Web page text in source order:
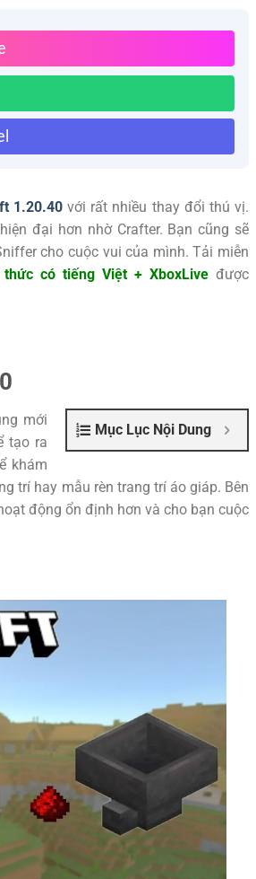
1.20.40với rất nhiều thay đổi thú vị.
đại hơn nhờ Crafter. Bạn cũng sẽ
cho cuộc vui của mình. Tải miễn
có tiếng Việt + XboxLive được
Mục Lục Nội Dung
mới
tạo ra
khám
trí hay mẫu rèn trang trí áo giáp. Bên
động ổn định hơn và cho bạn cuộc